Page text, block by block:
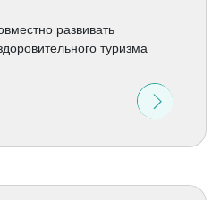
развивать
туризма